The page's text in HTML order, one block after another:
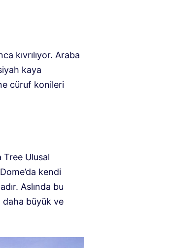
kıvrılıyor. Araba
kaya
cüruf konileri
Tree Ulusal
kendi
Aslında bu
daha büyük ve